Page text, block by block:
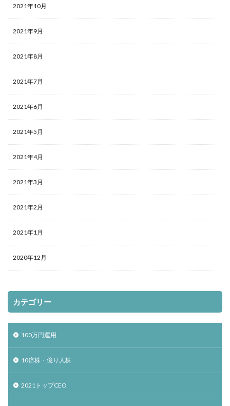
2021年10月
2021年9月
2021年8月
2021年7月
2021年6月
2021年5月
2021年4月
2021年3月
2021年2月
2021年1月
2020年12月
カテゴリー
100万円運用
10倍株・億り人株
2021トップCEO